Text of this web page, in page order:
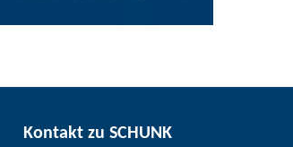
Kontakt zu SCHUNK